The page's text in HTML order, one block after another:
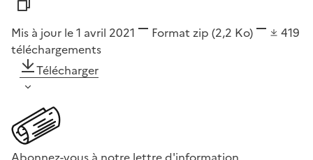
Mis à jour le 1 avril 2021 Format zip (2,2 Ko)
419
téléchargements
Télécharger